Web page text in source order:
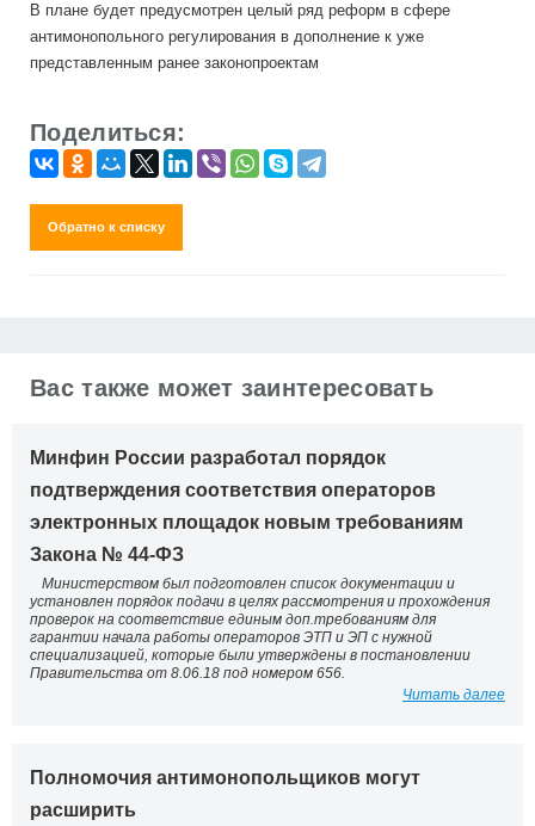
В плане будет предусмотрен целый ряд реформ в сфере
антимонопольного регулирования в дополнение к уже
представленным ранее законопроектам
Поделиться:
Обратно к списку
Вас также может заинтересовать
Минфин России разработал порядок
подтверждения соответствия операторов
электронных площадок новым требованиям
Закона № 44-ФЗ
Министерством был подготовлен список документации и
установлен порядок подачи в целях рассмотрения и прохождения
проверок на соответствие единым доп.требованиям для
гарантии начала работы операторов ЭТП и ЭП с нужной
специализацией, которые были утверждены в постановлении
Правительства от 8.06.18 под номером 656.
Читать далее
Полномочия антимонопольщиков могут
расширить